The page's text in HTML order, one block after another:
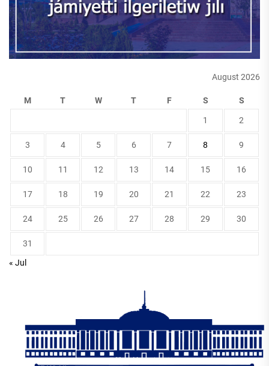
August 2026
M T W T F S S
1 2
3 4 5 6 7 8 9
10 11 12 13 14 15 16
17 18 19 20 21 22 23
24 25 26 27 28 29 30
31
« Jul